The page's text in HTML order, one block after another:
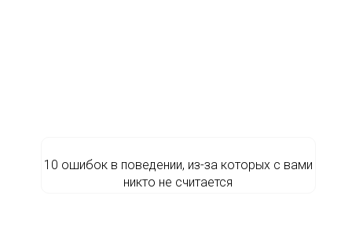
10 ошибок в поведении, из-за которых с вами
никто не считается